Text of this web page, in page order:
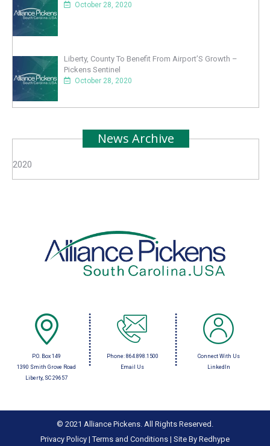
October 28, 2020
Liberty, County To Benefit From Airport’S Growth –
Pickens Sentinel
October 28, 2020
News Archive
2020
P.O. Box 149
1390 Smith Grove Road
Liberty, SC 29657
Phone: 864.898.1500
Email Us
Connect With Us
LinkedIn
© 2021 Alliance Pickens. All Rights Reserved.
Privacy Policy |Terms and Conditions | Site By Redhype